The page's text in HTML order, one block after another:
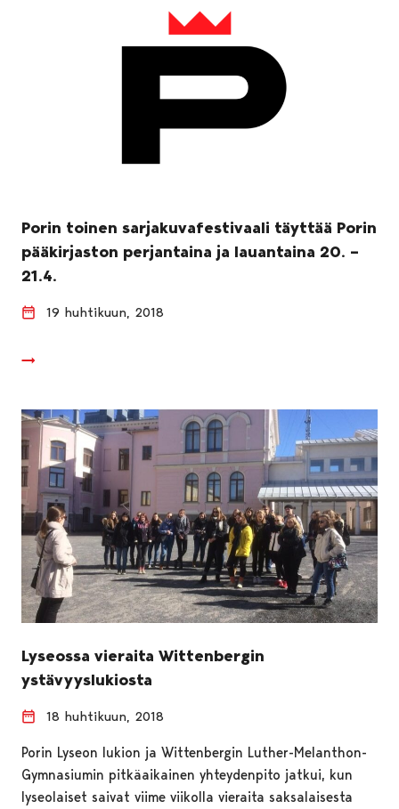
Porin toinen sarjakuvafestivaali täyttää Porin
pääkirjaston perjantaina ja lauantaina 20. –
21.4.
19 huhtikuun, 2018
Lyseossa vieraita Wittenbergin
ystävyyslukiosta
18 huhtikuun, 2018
Porin Lyseon lukion ja Wittenbergin Luther-Melanthon-
Gymnasiumin pitkäaikainen yhteydenpito jatkui, kun
lyseolaiset saivat viime viikolla vieraita saksalaisesta